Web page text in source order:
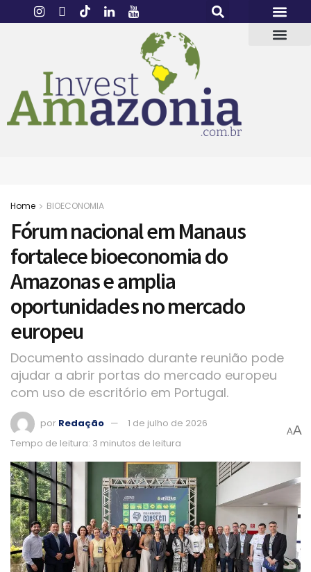
Home BIOECONOMIA
Fórum nacional em Manaus
fortalece bioeconomia do
Amazonas e amplia
oportunidades no mercado
europeu
Documento assinado durante reunião pode
ajudar a abrir portas do mercado europeu
com uso de escritório em Portugal.
por Redação
1 de julho de 2026
Tempo de leitura: 3 minutos de leitura
AA